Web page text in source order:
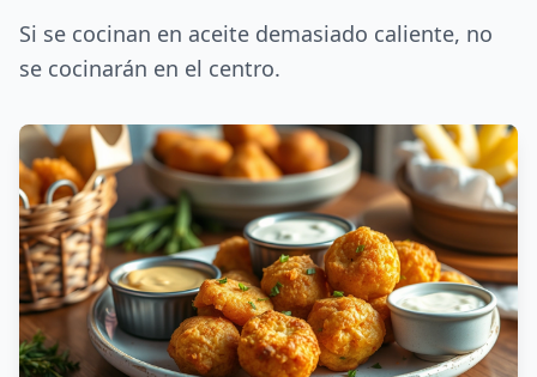
Si se cocinan en aceite demasiado caliente, no
se cocinarán en el centro.